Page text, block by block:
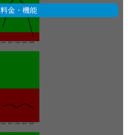
料金・機能